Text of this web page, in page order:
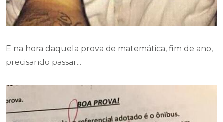
E na hora daquela prova de matemática, fim de ano,
precisando passar...